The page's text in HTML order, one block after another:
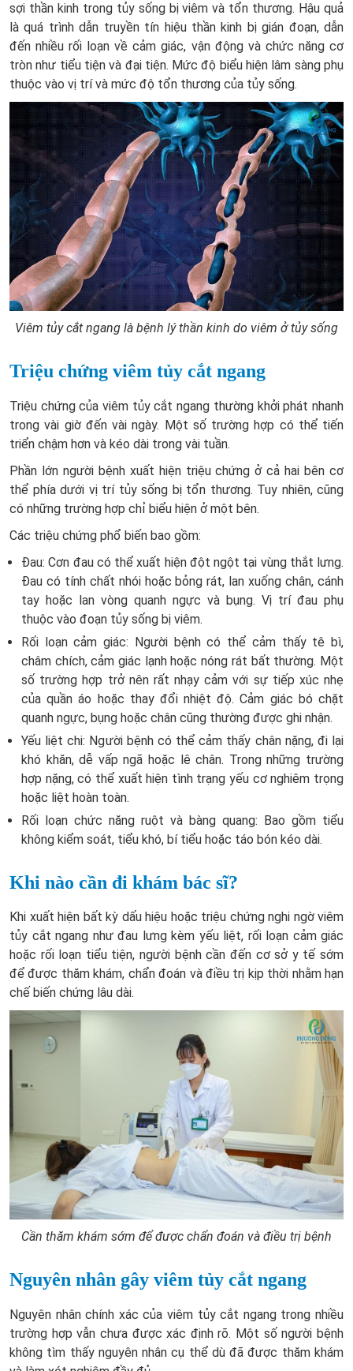
sợi thần kinh trong tủy sống bị viêm và tổn thương. Hậu quả
là quá trình dẫn truyền tín hiệu thần kinh bị gián đoạn, dẫn
đến nhiều rối loạn về cảm giác, vận động và chức năng cơ
tròn như tiểu tiện và đại tiện. Mức độ biểu hiện lâm sàng phụ
thuộc vào vị trí và mức độ tổn thương của tủy sống.
Viêm tủy cắt ngang là bệnh lý thần kinh do viêm ở tủy sống
Triệu chứng viêm tủy cắt ngang
Triệu chứng của viêm tủy cắt ngang thường khởi phát nhanh
trong vài giờ đến vài ngày. Một số trường hợp có thể tiến
triển chậm hơn và kéo dài trong vài tuần.
Phần lớn người bệnh xuất hiện triệu chứng ở cả hai bên cơ
thể phía dưới vị trí tủy sống bị tổn thương. Tuy nhiên, cũng
có những trường hợp chỉ biểu hiện ở một bên.
Các triệu chứng phổ biến bao gồm:
Đau: Cơn đau có thể xuất hiện đột ngột tại vùng thắt lưng.
Đau có tính chất nhói hoặc bỏng rát, lan xuống chân, cánh
tay hoặc lan vòng quanh ngực và bụng. Vị trí đau phụ
thuộc vào đoạn tủy sống bị viêm.
Rối loạn cảm giác: Người bệnh có thể cảm thấy tê bì,
châm chích, cảm giác lạnh hoặc nóng rát bất thường. Một
số trường hợp trở nên rất nhạy cảm với sự tiếp xúc nhẹ
của quần áo hoặc thay đổi nhiệt độ. Cảm giác bó chặt
quanh ngực, bụng hoặc chân cũng thường được ghi nhận.
Yếu liệt chi: Người bệnh có thể cảm thấy chân nặng, đi lại
khó khăn, dễ vấp ngã hoặc lê chân. Trong những trường
hợp nặng, có thể xuất hiện tình trạng yếu cơ nghiêm trọng
hoặc liệt hoàn toàn.
Rối loạn chức năng ruột và bàng quang: Bao gồm tiểu
không kiểm soát, tiểu khó, bí tiểu hoặc táo bón kéo dài.
Khi nào cần đi khám bác sĩ?
Khi xuất hiện bất kỳ dấu hiệu hoặc triệu chứng nghi ngờ viêm
tủy cắt ngang như đau lưng kèm yếu liệt, rối loạn cảm giác
hoặc rối loạn tiểu tiện, người bệnh cần đến cơ sở y tế sớm
để được thăm khám, chẩn đoán và điều trị kịp thời nhằm hạn
chế biến chứng lâu dài.
Cần thăm khám sớm để được chẩn đoán và điều trị bệnh
Nguyên nhân gây viêm tủy cắt ngang
Nguyên nhân chính xác của viêm tủy cắt ngang trong nhiều
trường hợp vẫn chưa được xác định rõ. Một số người bệnh
không tìm thấy nguyên nhân cụ thể dù đã được thăm khám